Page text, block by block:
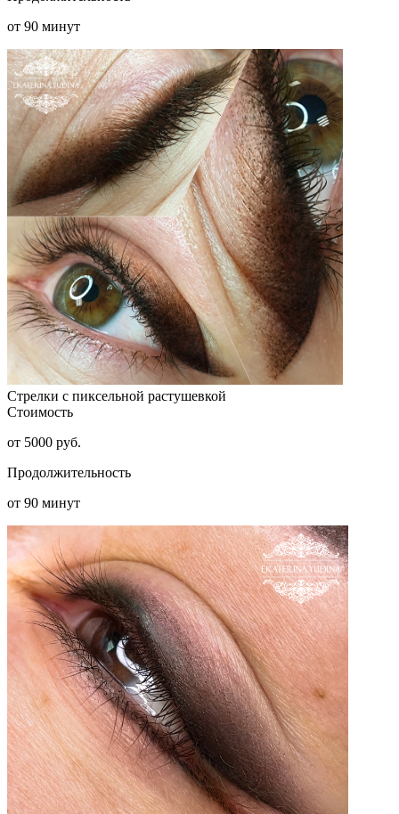
от 90 минут
Стрелки с пиксельной растушевкой
Стоимость
от 5000 руб.
Продолжительность
от 90 минут